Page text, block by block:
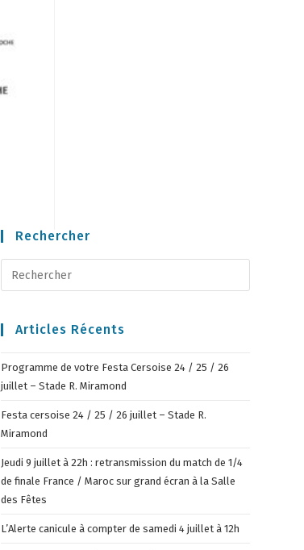
Rechercher
Articles Récents
Programme de votre Festa Cersoise 24 / 25 / 26
juillet – Stade R. Miramond
Festa cersoise 24 / 25 / 26 juillet – Stade R.
Miramond
Jeudi 9 juillet à 22h : retransmission du match de 1/4
de finale France / Maroc sur grand écran à la Salle
des Fêtes
L’Alerte canicule à compter de samedi 4 juillet à 12h